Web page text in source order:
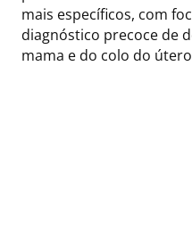
mais específicos, com
diagnóstico precoce de
mama e do colo do